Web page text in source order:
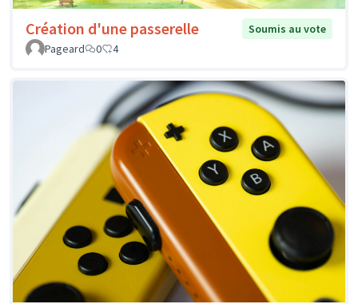
Création d'une passerelle
Soumis au vote
Pageard
0 4